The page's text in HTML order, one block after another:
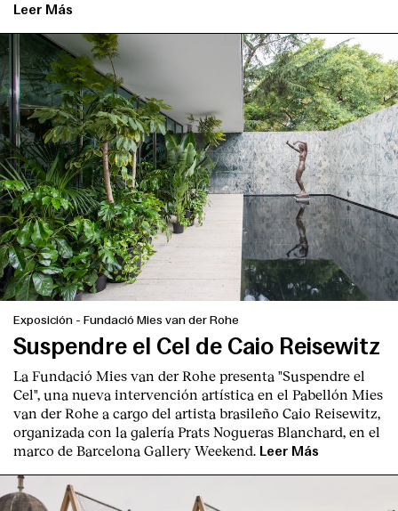
Leer Más
Exposición - Fundació Mies van der Rohe
Suspendre el Cel de Caio Reisewitz
La Fundació Mies van der Rohe presenta "Suspendre el
Cel", una nueva intervención artística en el Pabellón Mies
van der Rohe a cargo del artista brasileño Caio Reisewitz,
organizada con la galería Prats Nogueras Blanchard, en el
marco de Barcelona Gallery Weekend. Leer Más